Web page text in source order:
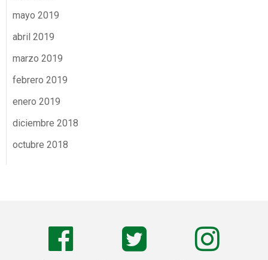
mayo 2019
abril 2019
marzo 2019
febrero 2019
enero 2019
diciembre 2018
octubre 2018